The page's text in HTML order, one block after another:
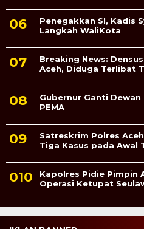
Penegakkan SI, Kadis
Langkah WaliKota
Breaking News:
Aceh, Diduga Terlibat
Gubernur Ganti
PEMA
Satreskrim Polres
Tiga Kasus pada Awal
Kapolres Pidie Pimpin
Operasi Ketupat